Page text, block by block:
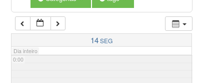
14SEG
Dia inteiro
0:00